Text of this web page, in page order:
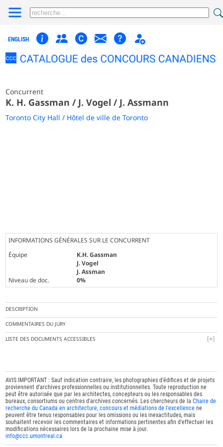
ENGLISH
Concurrent
K. H. Gassman / J. Vogel / J. Assmann
Toronto City Hall / Hôtel de ville de Toronto
INFORMATIONS GÉNÉRALES SUR LE CONCURRENT
Équipe
K.H. Gassman
J. Vogel
J. Assman
Niveau de doc.
0%
DESCRIPTION
COMMENTAIRES DU JURY
LISTE DES DOCUMENTS ACCESSIBLES
AVIS IMPORTANT : Sauf indication contraire, les photographies d'édifices et de projets
proviennent d'archives professionnelles ou institutionnelles. Toute reproduction ne
peut être autorisée que par les architectes, concepteurs ou les responsables des
bureaux, consortiums ou centres d'archives concernés. Les chercheurs de laChaire de
recherche du Canada en architecture, concours et médiations de l'excellence ne
peuvent être tenus responsables pour les omissions ou les inexactitudes, mais
souhaitent recevoir les commentaires et informations pertinentes afin d'effectuer les
modifications nécessaires lors de la prochaine mise à jour.
info@ccc.umontreal.ca